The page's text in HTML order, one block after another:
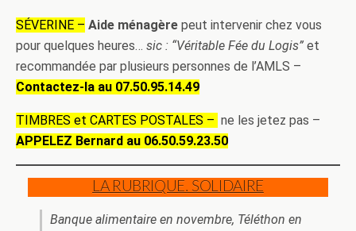
SÉVERINE – Aide ménagère peut intervenir chez vous
pour quelques heures… sic : “Véritable Fée du Logis” et
recommandée par plusieurs personnes de l’AMLS –
Contactez-la au 07.50.95.14.49
TIMBRES et CARTES POSTALES – ne les jetez pas –
APPELEZ Bernard au 06.50.59.23.50
LA RUBRIQUE. SOLIDAIRE
Banque alimentaire en novembre, Téléthon en